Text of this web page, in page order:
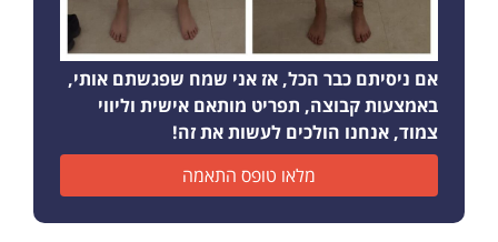
אם ניסיתם כבר הכל, אז אני שמח שפגשתם אותי,
באמצעות קבוצה, תפריט מותאם אישית וליווי
צמוד, אנחנו הולכים לעשות את זה!
מלאו טופס התאמה